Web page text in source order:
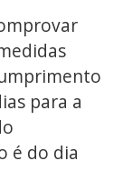
para a
é do dia